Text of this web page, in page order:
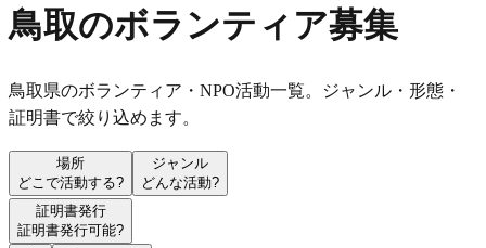
鳥取のボランティア募集
鳥取県のボランティア・NPO活動一覧。ジャンル・形態・
証明書で絞り込めます。
場所
どこで活動する?
ジャンル
どんな活動?
証明書発行
証明書発行可能?